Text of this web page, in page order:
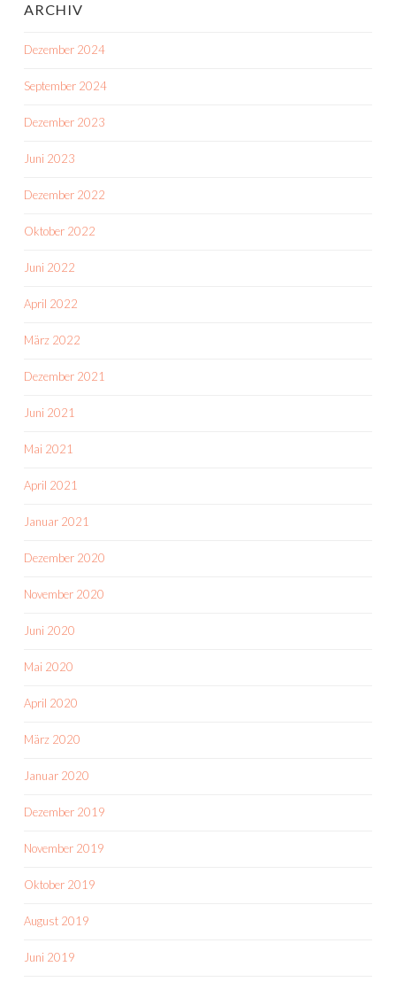
ARCHIV
Dezember 2024
September 2024
Dezember 2023
Juni 2023
Dezember 2022
Oktober 2022
Juni 2022
April 2022
März 2022
Dezember 2021
Juni 2021
Mai 2021
April 2021
Januar 2021
Dezember 2020
November 2020
Juni 2020
Mai 2020
April 2020
März 2020
Januar 2020
Dezember 2019
November 2019
Oktober 2019
August 2019
Juni 2019